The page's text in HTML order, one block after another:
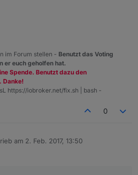
im Forum stellen - Benutzt das Voting
er euch geholfen hat.
Spende. Benutzt dazu den
Danke!
https://iobroker.net/fix.sh | bash -
0
am 2. Feb. 2017, 13:50
editiert von